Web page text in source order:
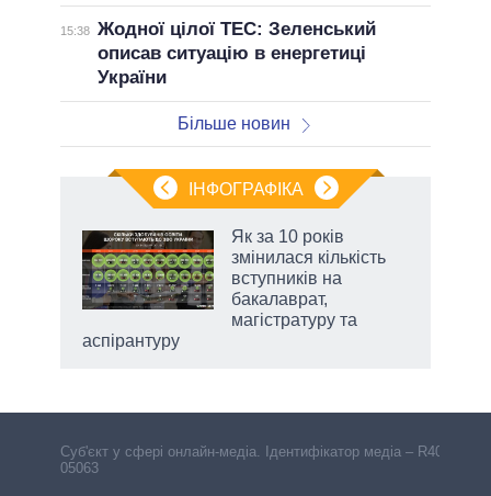
15:38 Жодної цілої ТЕС: Зеленський
описав ситуацію в енергетиці
України
Більше новин
ІНФОГРАФІКА
Як за 10 років
змінилася кількість
вступників на
бакалаврат,
магістратуру та
аспірантуру
Cуб'єкт у сфері онлайн-медіа. Ідентифікатор медіа – R40-
05063